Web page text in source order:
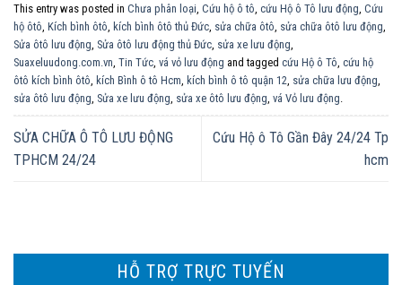
This entry was posted in Chưa phân loại Cứu hộ ô tô cứu Hộ ô Tô lưu động Cứu
hộ ôtô Kích bình ôtô kích bình ôtô thủ Đức sửa chữa ôtô sửa chữa ôtô lưu động
Sửa ôtô lưu động Sửa ôtô lưu động thủ Đức sửa xe lưu động
Suaxeluudong.com.vn Tin Tức vá vỏ lưu động and tagged cứu Hộ ô Tô cứu hộ
ôtô kích bình ôtô kích Bình ô tô Hcm kích bình ô tô quận 12 sửa chữa lưu động
sửa ôtô lưu động Sửa xe lưu động sửa xe ôtô lưu động vá Vỏ lưu động
SỬA CHỮA Ô TÔ LƯU ĐỘNG
TPHCM 24/24
Cứu Hộ ô Tô Gần Đây 24/24 Tp
hcm
HỖ TRỢ TRỰC TUYẾN